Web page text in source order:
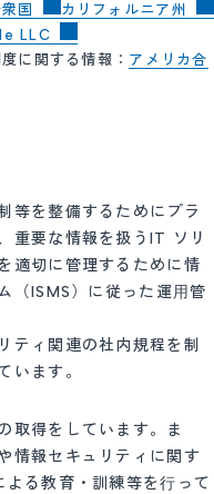
国
カリフォルニア州
LLC
に関する情報： アメリカ合
等を整備するためにプラ
重要な情報を扱うIT ソリ
適切に管理するために情
（ISMS）に従った運⽤管
ティ関連の社内規程を制
います。
取得をしています。ま
情報セキュリティに関す
る教育・訓練等を⾏って